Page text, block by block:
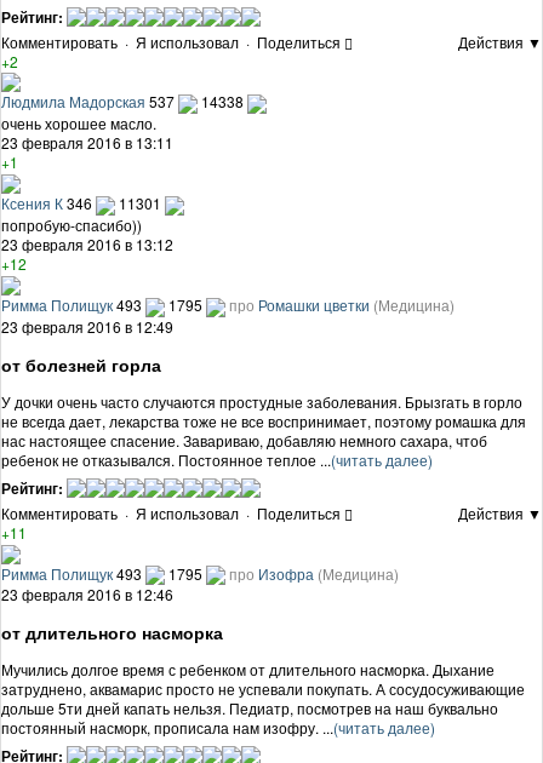
Рейтинг:
Комментировать · Я использовал · Поделиться
Действия ▼
+2
Людмила Мадорская 537
14338
очень хорошее масло.
23 февраля 2016 в 13:11
+1
Ксения К346
11301
попробую-спасибо))
23 февраля 2016 в 13:12
+12
Римма Полищук493 1795 про Ромашки цветки (Медицина)
23 февраля 2016 в 12:49
от болезней горла
У дочки очень часто случаются простудные заболевания. Брызгать в горло
не всегда дает, лекарства тоже не все воспринимает, поэтому ромашка для
нас настоящее спасение. Завариваю, добавляю немного сахара, чтоб
ребенок не отказывался. Постоянное теплое ...(читать далее)
Рейтинг:
Комментировать · Я использовал · Поделиться
Действия ▼
+11
Римма Полищук493 1795 про Изофра (Медицина)
23 февраля 2016 в 12:46
от длительного насморка
Мучились долгое время с ребенком от длительного насморка. Дыхание
затруднено, аквамарис просто не успевали покупать. А сосудосуживающие
дольше 5ти дней капать нельзя. Педиатр, посмотрев на наш буквально
постоянный насморк, прописала нам изофру. ...(читать далее)
Рейтинг: